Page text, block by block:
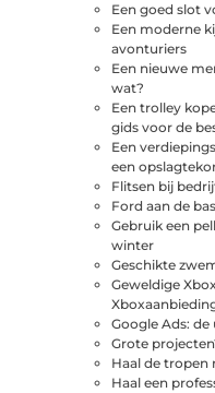
Een goed slot
Een moderne
avonturiers
Een nieuwe
wat?
Een trolley
gids voor de
Een
een
Flitsen bij
Ford aan de
Gebruik een
winter
Geschikte
Geweldige
Google Ads:
Grote
Haal de tropen
Haal een